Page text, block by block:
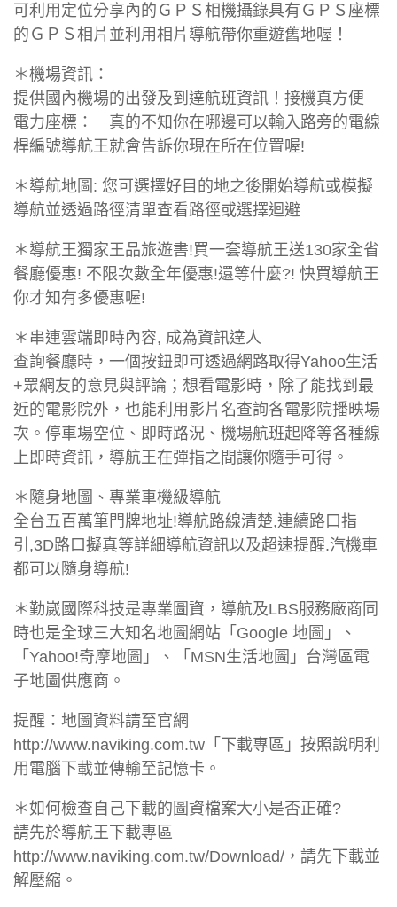
可利用定位分享內的ＧＰＳ相機攝錄具有ＧＰＳ座標
的ＧＰＳ相片並利用相片導航帶你重遊舊地喔！
＊機場資訊：
提供國內機場的出發及到達航班資訊！接機真方便
電力座標： 真的不知你在哪邊可以輸入路旁的電線
桿編號導航王就會告訴你現在所在位置喔!
＊導航地圖: 您可選擇好目的地之後開始導航或模擬
導航並透過路徑清單查看路徑或選擇迴避
＊導航王獨家王品旅遊書!買一套導航王送130家全省
餐廳優惠! 不限次數全年優惠!還等什麼?! 快買導航王
你才知有多優惠喔!
＊串連雲端即時內容, 成為資訊達人
查詢餐廳時，一個按鈕即可透過網路取得Yahoo生活
+眾網友的意見與評論；想看電影時，除了能找到最
近的電影院外，也能利用影片名查詢各電影院播映場
次。停車場空位、即時路況、機場航班起降等各種線
上即時資訊，導航王在彈指之間讓你隨手可得。
＊隨身地圖、專業車機級導航
全台五百萬筆門牌地址!導航路線清楚,連續路口指
引,3D路口擬真等詳細導航資訊以及超速提醒.汽機車
都可以隨身導航!
＊勤崴國際科技是專業圖資，導航及LBS服務廠商同
時也是全球三大知名地圖網站「Google 地圖」、
「Yahoo!奇摩地圖」、「MSN生活地圖」台灣區電
子地圖供應商。
提醒：地圖資料請至官網
http://www.naviking.com.tw「下載專區」按照說明利
用電腦下載並傳輸至記憶卡。
＊如何檢查自己下載的圖資檔案大小是否正確?
請先於導航王下載專區
http://www.naviking.com.tw/Download/，請先下載並
解壓縮。